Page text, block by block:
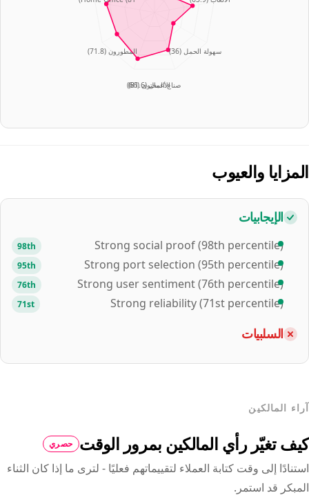
سهولة الحمل (
36
)
صناع المحتوى(
66
) الأعمال(
81.6
)
المطورون(
71.8
)
المزايا والعيوب
الإيجابيات
Strong social proof (98th percentile)
98th
Strong port selection (95th percentile)
95th
Strong user sentiment (76th percentile)
76th
Strong reliability (71st percentile)
71st
السلبيات
آراء المالكين
كيف تغيّر رأي المالكين بمرور الوقت حصري
استنادًا إلى وقت كتابة العملاء لتقييماتهم فعليًا - لترى ما إذا كان الثناء
المبكر قد استمر.